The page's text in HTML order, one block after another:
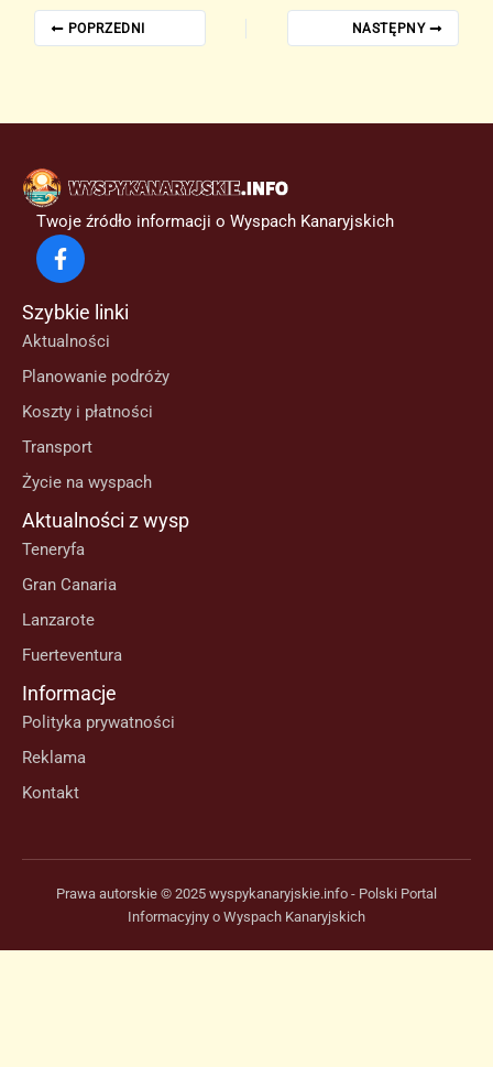
POPRZEDNI NASTĘPNY
Twoje źródło informacji o Wyspach Kanaryjskich
Szybkie linki
Aktualności
Planowanie podróży
Koszty i płatności
Transport
Życie na wyspach
Aktualności z wysp
Teneryfa
Gran Canaria
Lanzarote
Fuerteventura
Informacje
Polityka prywatności
Reklama
Kontakt
Prawa autorskie © 2025 wyspykanaryjskie.info - Polski Portal
Informacyjny o Wyspach Kanaryjskich